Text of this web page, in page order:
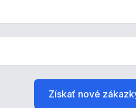
Získať nové